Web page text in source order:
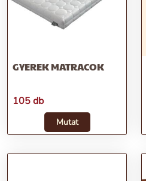
GYEREK MATRACOK
105 db
Mutat